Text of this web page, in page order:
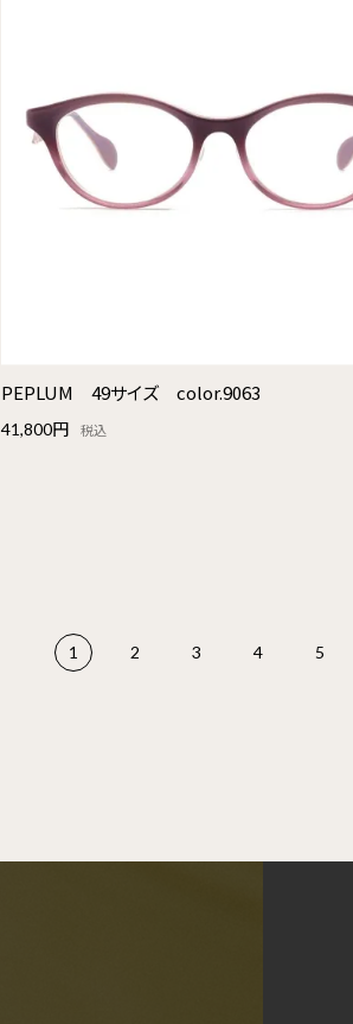
PEPLUM 49サイズ color.9063
41,800円 税込
1 2 3 4 5